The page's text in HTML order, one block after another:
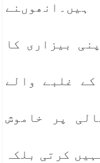
بیزاری کا
کے غلبے والے
پر خاموش
کرتی بلکہ